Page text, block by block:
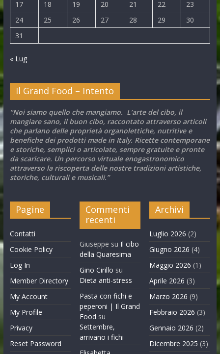
17 18 19 20 21 22
23
24
25 26 27 28 29
30
31
« Lug
Il Grand Food – Intento
“Noi siamo quello che mangiamo. L’arte del cibo, il
mangiare sano, il buon cibo, raccontato attraverso articoli
che parlano delle proprietà organolettiche, nutritive e
benefiche dei prodotti made in Italy. Ricette contemporane
e storiche, semplici o articolate, sempre gratuite e pronte
da scaricare. Un percorso virtuale enogastronomico
attraverso la riscoperta delle nostre tradizioni artistiche,
storiche, culturali e musicali.”
Pagine
Contatti
Cookie Policy
Log In
Member Directory
My Account
My Profile
Privacy
Reset Password
Commenti
recenti
Giuseppe su Il cibo
della Quaresima
Gino Cirillo su
Dieta anti-stress
Pasta con fichi e
peperoni | Il Grand
Food su
Settembre,
arrivano i fichi
Archivi
Luglio 2026 (2)
Giugno 2026 (4)
Maggio 2026 (1)
Aprile 2026 (3)
Marzo 2026 (9)
Febbraio 2026 (3)
Gennaio 2026 (2)
Dicembre 2025 (3)